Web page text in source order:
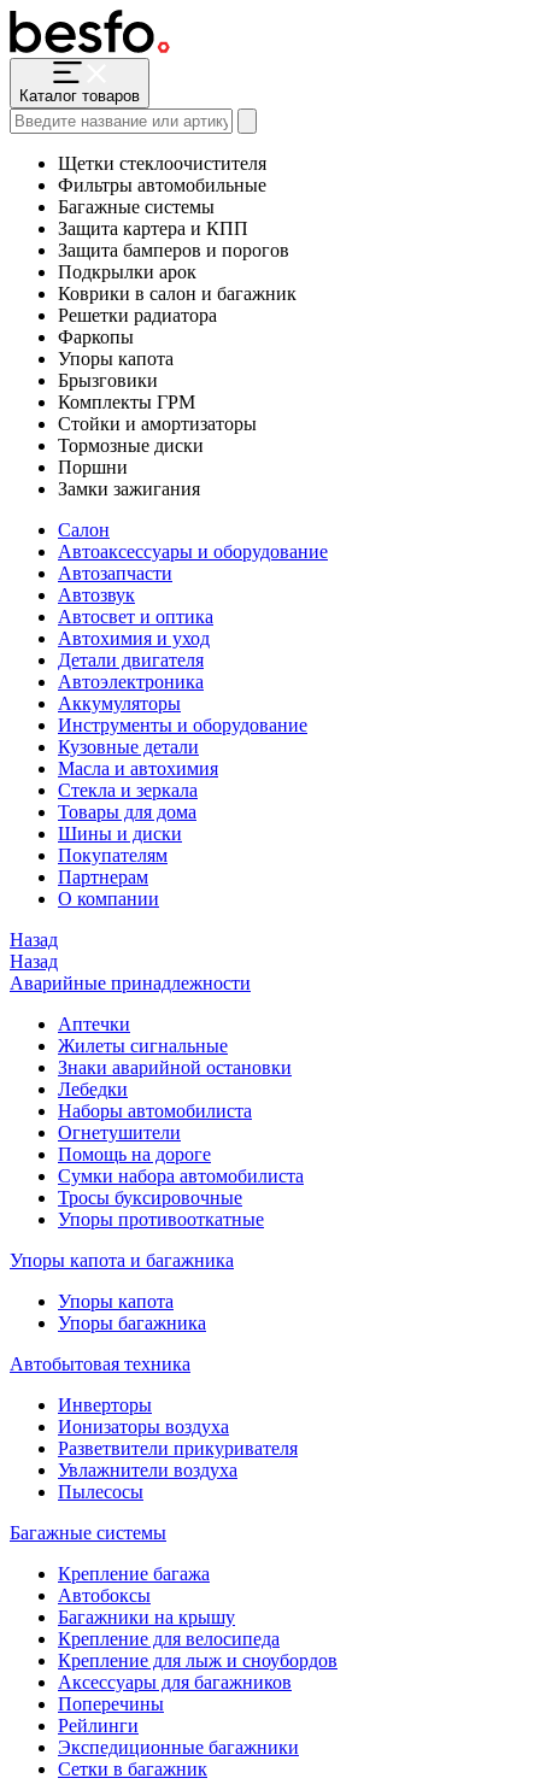
Каталог товаров
Щетки стеклоочистителя
Фильтры автомобильные
Багажные системы
Защита картера и КПП
Защита бамперов и порогов
Подкрылки арок
Коврики в салон и багажник
Решетки радиатора
Фаркопы
Упоры капота
Брызговики
Комплекты ГРМ
Стойки и амортизаторы
Тормозные диски
Поршни
Замки зажигания
Салон
Автоаксессуары и оборудование
Автозапчасти
Автозвук
Автосвет и оптика
Автохимия и уход
Детали двигателя
Автоэлектроника
Аккумуляторы
Инструменты и оборудование
Кузовные детали
Масла и автохимия
Стекла и зеркала
Товары для дома
Шины и диски
Покупателям
Партнерам
О компании
Назад
Назад
Аварийные принадлежности
Аптечки
Жилеты сигнальные
Знаки аварийной остановки
Лебедки
Наборы автомобилиста
Огнетушители
Помощь на дороге
Сумки набора автомобилиста
Тросы буксировочные
Упоры противооткатные
Упоры капота и багажника
Упоры капота
Упоры багажника
Автобытовая техника
Инверторы
Ионизаторы воздуха
Разветвители прикуривателя
Увлажнители воздуха
Пылесосы
Багажные системы
Крепление багажа
Автобоксы
Багажники на крышу
Крепление для велосипеда
Крепление для лыж и сноубордов
Аксессуары для багажников
Поперечины
Рейлинги
Экспедиционные багажники
Сетки в багажник